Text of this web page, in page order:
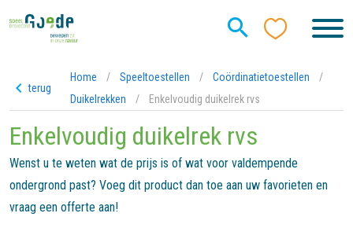
terug
Home / Speeltoestellen / Coördinatietoestellen
/
Duikelrekken
/ Enkelvoudig duikelrek rvs
Enkelvoudig duikelrek rvs
Wenst u te weten wat de prijs is of wat voor valdempende
ondergrond past? Voeg dit product dan toe aan uw favorieten en
vraag een offerte aan!